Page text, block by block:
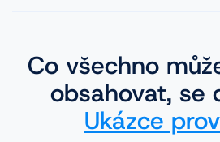
Co všechno
obsahovat, se
Ukázce